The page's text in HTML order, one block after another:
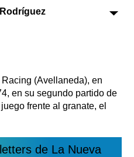
Útiles
de urgencia
(Avellaneda), en
en su segundo partido de
frente al granate, el
de La Nueva